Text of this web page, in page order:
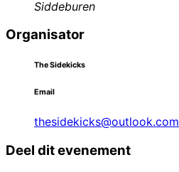
Siddeburen
Organisator
The Sidekicks
Email
thesidekicks@outlook.com
Deel dit evenement